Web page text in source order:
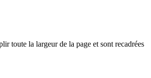
toute la largeur de la page et sont recadrées